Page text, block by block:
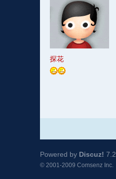
探花
Powered by Discuz! 7.2
© 2001-2009 Comsenz Inc.